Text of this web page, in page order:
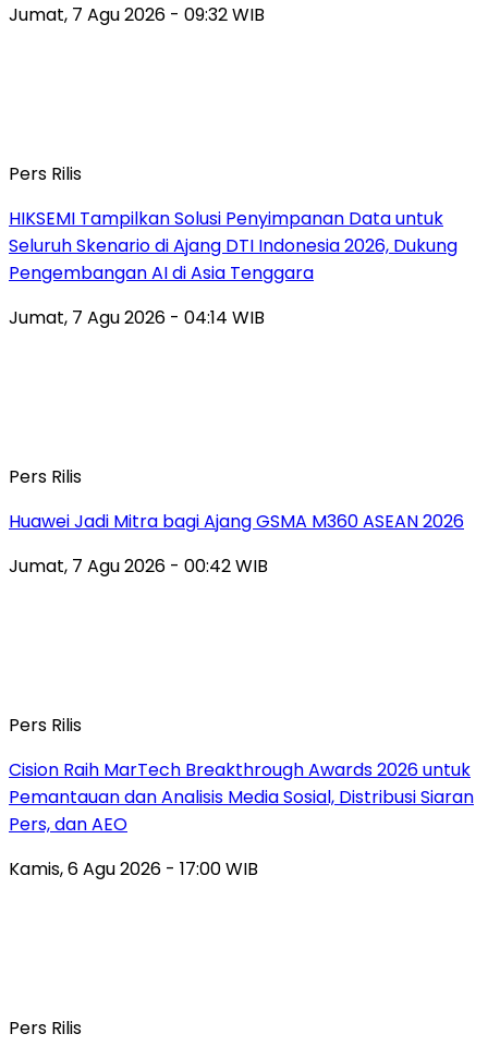
Jumat, 7 Agu 2026 - 09:32 WIB
Pers Rilis
HIKSEMI Tampilkan Solusi Penyimpanan Data untuk
Seluruh Skenario di Ajang DTI Indonesia 2026, Dukung
Pengembangan AI di Asia Tenggara
Jumat, 7 Agu 2026 - 04:14 WIB
Pers Rilis
Huawei Jadi Mitra bagi Ajang GSMA M360 ASEAN 2026
Jumat, 7 Agu 2026 - 00:42 WIB
Pers Rilis
Cision Raih MarTech Breakthrough Awards 2026 untuk
Pemantauan dan Analisis Media Sosial, Distribusi Siaran
Pers, dan AEO
Kamis, 6 Agu 2026 - 17:00 WIB
Pers Rilis